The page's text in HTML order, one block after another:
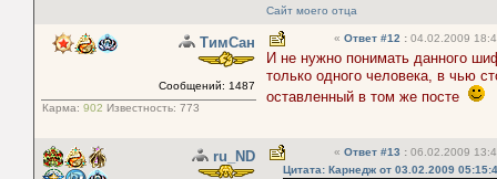
Сайт моего отца
ТимСан
Сообщений: 1487
Карма: 902 Известность: 773
« Ответ #12 : 04.02.2009
И не нужно понимать данного
только одного человека, в чью
оставленный в том же посте
ru_ND « Ответ #13 : 06.02.2009
Цитата: Карнедж от 03.02.2009